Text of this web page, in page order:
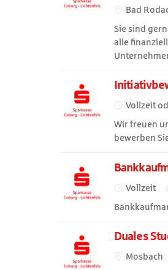
Bad
Sie sind
alle
Vollzeit
Wir freuen
bewerben
Vollzeit
Duales
Mosbach